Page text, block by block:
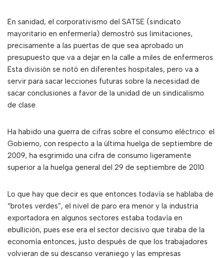
En sanidad, el corporativismo del SATSE (sindicato
mayoritario en enfermería) demostró sus limitaciones,
precisamente a las puertas de que sea aprobado un
presupuesto que va a dejar en la calle a miles de enfermeros.
Esta división se notó en diferentes hospitales, pero va a
servir para sacar lecciones futuras sobre la necesidad de
sacar conclusiones a favor de la unidad de un sindicalismo
de clase.
Ha habido una guerra de cifras sobre el consumo eléctrico: el
Gobierno, con respecto a la última huelga de septiembre de
2009, ha esgrimido una cifra de consumo ligeramente
superior a la huelga general del 29 de septiembre de 2010.
Lo que hay que decir es que entonces todavía se hablaba de
“brotes verdes”, el nivel de paro era menor y la industria
exportadora en algunos sectores estaba todavía en
ebullición, pues ese era el sector decisivo que tiraba de la
economía entonces, justo después de que los trabajadores
volvieran de su descanso veraniego y las empresas